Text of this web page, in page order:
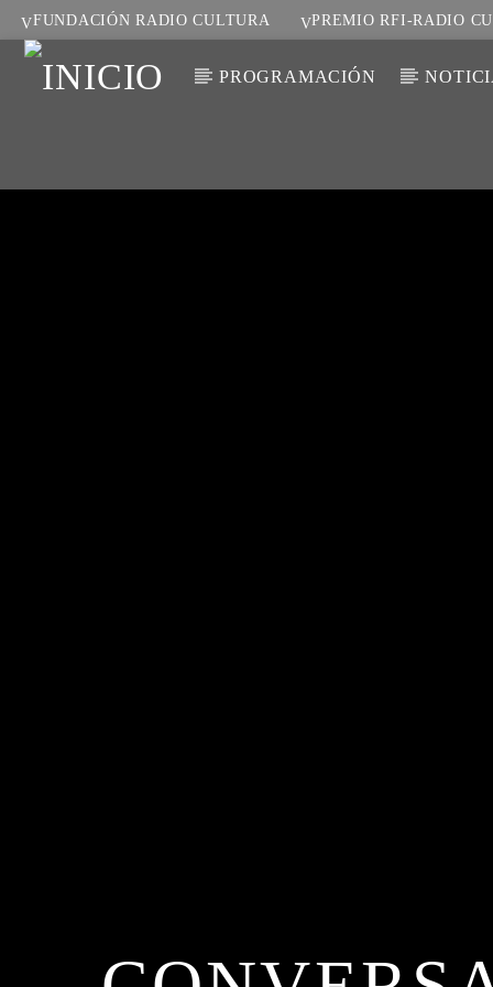
FUNDACIÓN RADIO CULTURA PREMIO RFI-RADIO
PROGRAMACIÓN